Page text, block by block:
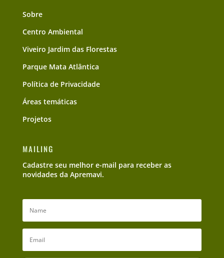
Sobre
Centro Ambiental
Viveiro Jardim das Florestas
Parque Mata Atlântica
Política de Privacidade
Áreas temáticas
Projetos
MAILING
Cadastre seu melhor e-mail para receber as
novidades da Apremavi.